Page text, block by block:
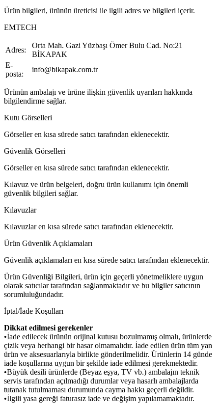
Ürün bilgileri, ürünün üreticisi ile ilgili adres ve bilgileri içerir.
EMTECH
Adres:
Orta Mah. Gazi Yüzbaşı Ömer Bulu Cad. No:21
BİKAPAK
E-
posta:
info@bikapak.com.tr
Ürünün ambalajı ve ürüne ilişkin güvenlik uyarıları hakkında
bilgilendirme sağlar.
Kutu Görselleri
Görseller en kısa sürede satıcı tarafından eklenecektir.
Güvenlik Görselleri
Görseller en kısa sürede satıcı tarafından eklenecektir.
Kılavuz ve ürün belgeleri, doğru ürün kullanımı için önemli
güvenlik bilgileri sağlar.
Kılavuzlar
Kılavuzlar en kısa sürede satıcı tarafından eklenecektir.
Ürün Güvenlik Açıklamaları
Güvenlik açıklamaları en kısa sürede satıcı tarafından eklenecektir.
Ürün Güvenliği Bilgileri, ürün için geçerli yönetmeliklere uygun
olarak satıcılar tarafından sağlanmaktadır ve bu bilgiler satıcının
sorumluluğundadır.
İptal/İade Koşulları
Dikkat edilmesi gerekenler
•İade edilecek ürünün orijinal kutusu bozulmamış olmalı, ürünlerde
çizik veya herhangi bir hasar olmamalıdır. İade edilen ürün tüm yan
ürün ve aksesuarlarıyla birlikte gönderilmelidir. Ürünlerin 14 günde
iade koşullarına uygun bir şekilde iade edilmesi gerekmektedir.
•Büyük desili ürünlerde (Beyaz eşya, TV vb.) ambalajın teknik
servis tarafından açılmadığı durumlar veya hasarlı ambalajlarda
tutanak tutulmaması durumunda cayma hakkı geçerli değildir.
•İlgili yasa gereği faturasız iade ve değişim yapılamamaktadır.